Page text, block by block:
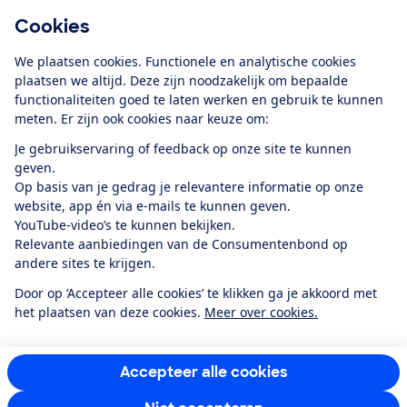
Cookies
We plaatsen cookies. Functionele en analytische cookies
plaatsen we altijd. Deze zijn noodzakelijk om bepaalde
functionaliteiten goed te laten werken en gebruik te kunnen
meten. Er zijn ook cookies naar keuze om:
Je gebruikservaring of feedback op onze site te kunnen
geven.
Op basis van je gedrag je relevantere informatie op onze
website, app én via e-mails te kunnen geven.
YouTube-video’s te kunnen bekijken.
Relevante aanbiedingen van de Consumentenbond op
andere sites te krijgen.
Door op ‘Accepteer alle cookies’ te klikken ga je akkoord met
het plaatsen van deze cookies. Meer over cookies.
Accepteer alle cookies
Alles over de
app
Algemene Voorwaarden
Privacyverklaring
Cookiebeleid
Privacyvoorkeuren
Toegankelijkheid
RSS-feed nieuws
Facebook
TwitterInstagram
YoutubeLinkedIn
12.901consumentenbeoordelen de Consumentenbondmet gemiddeld